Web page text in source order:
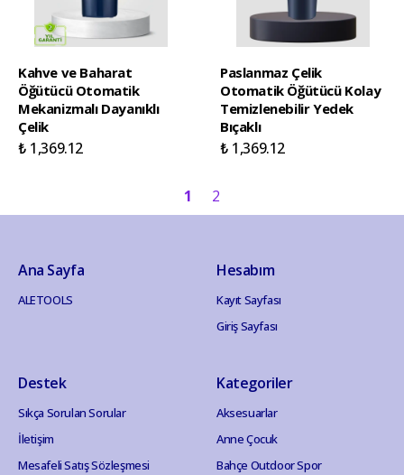
Kahve ve Baharat
Öğütücü Otomatik
Mekanizmalı Dayanıklı
Çelik
₺ 1,369.12
Paslanmaz Çelik
Otomatik Öğütücü Kolay
Temizlenebilir Yedek
Bıçaklı
₺ 1,369.12
1 2
Ana Sayfa
ALETOOLS
Hesabım
Kayıt Sayfası
Giriş Sayfası
Destek
Sıkça Sorulan Sorular
İletişim
Mesafeli Satış Sözleşmesi
Kategoriler
Aksesuarlar
Anne Çocuk
Bahçe Outdoor Spor